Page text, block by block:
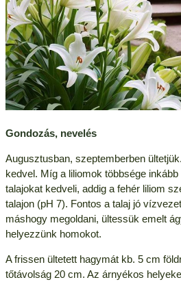
Gondozás, nevelés
Augusztusban, szeptemberben
kedvel. Míg a liliomok többsége
talajokat kedveli, addig a fehér liliom
talajon (pH 7). Fontos a talaj jó
máshogy megoldani, ültessük emelt
helyezzünk homokot.
A frissen ültetett hagymát kb. 5 cm
tőtávolság 20 cm. Az árnyékos